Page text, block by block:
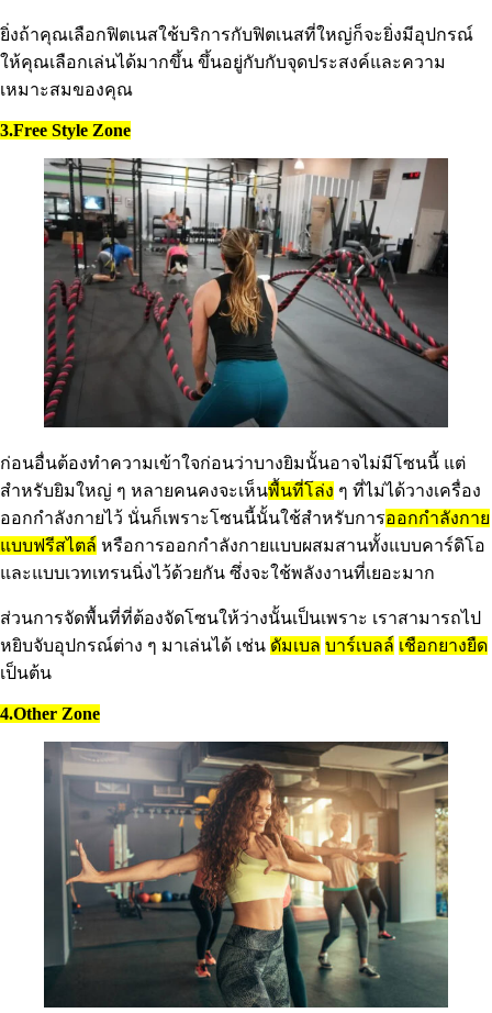
ยิ่งถ้าคุณเลือกฟิตเนสใช้บริการกับฟิตเนสที่ใหญ่ก็จะยิ่งมีอุปกรณ์
ให้คุณเลือกเล่นได้มากขึ้น ขึ้นอยู่กับกับจุดประสงค์และความ
เหมาะสมของคุณ
3.Free Style Zone
ก่อนอื่นต้องทำความเข้าใจก่อนว่าบางยิมนั้นอาจไม่มีโซนนี้ แต่
สำหรับยิมใหญ่ ๆ หลายคนคงจะเห็นพื้นที่โล่ง ๆ ที่ไม่ได้วางเครื่อง
ออกกำลังกายไว้ นั่นก็เพราะโซนนี้นั้นใช้สำหรับการออกกำลังกาย
แบบฟรีสไตล์ หรือการออกกำลังกายแบบผสมสานทั้งแบบคาร์ดิโอ
และแบบเวทเทรนนิ่งไว้ด้วยกัน ซึ่งจะใช้พลังงานที่เยอะมาก
ส่วนการจัดพื้นที่ที่ต้องจัดโซนให้ว่างนั้นเป็นเพราะ เราสามารถไป
หยิบจับอุปกรณ์ต่าง ๆ มาเล่นได้ เช่น ดัมเบล บาร์เบลล์ เชือกยางยืด
เป็นต้น
4.Other Zone